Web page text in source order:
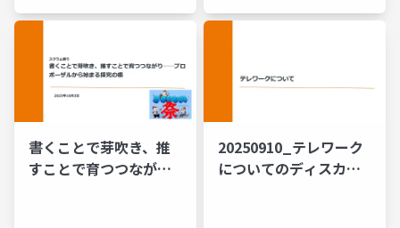
書くことで芽吹き、推
すことで育つつながり
20250910_テレワーク
についてのディスカッ